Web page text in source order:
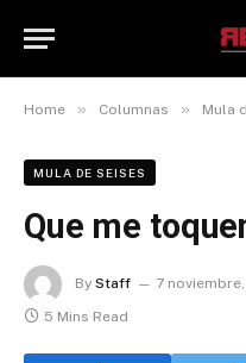
Home » Columnas » Mula
MULA DE SEISES
Que me
By Staff 7
5 Mins Read